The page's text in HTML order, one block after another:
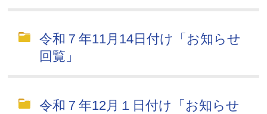
令和７年11月14日付け「お知らせ
回覧」
令和７年12月１日付け「お知らせ